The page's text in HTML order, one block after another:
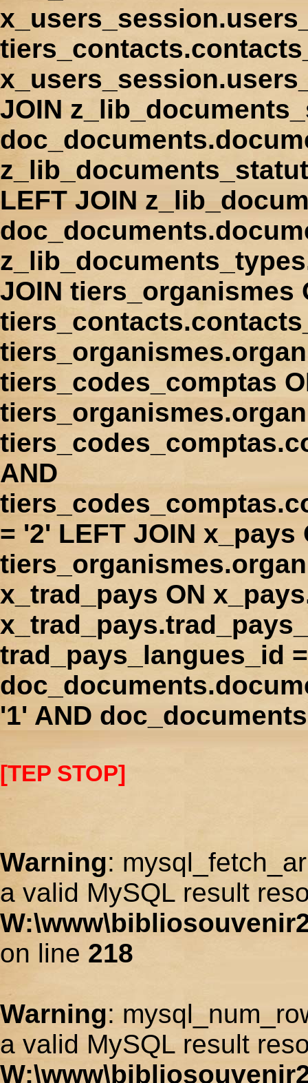
JOIN
LEFT JOIN
JOIN tiers_organismes
tiers_codes_comptas
AND
= '2' LEFT JOIN
x_trad_pays ON
trad_pays_langues_id
'1' AND
[TEP STOP]
Warning:
a valid MySQL result
on line 218
Warning:
a valid MySQL result